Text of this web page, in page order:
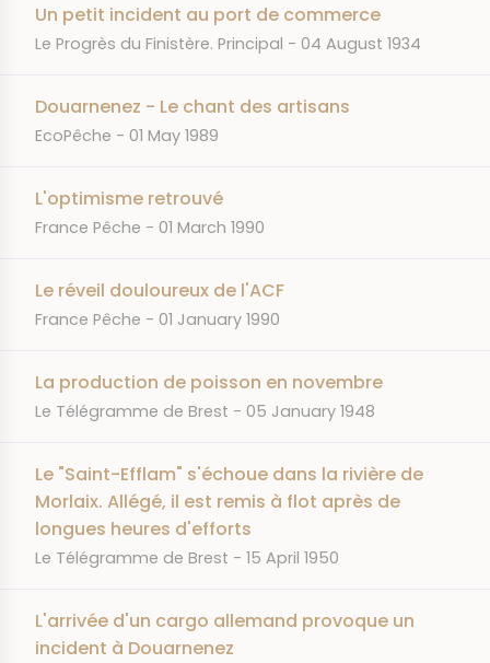
Un petit incident au port de commerce
JOURNAL
Le Progrès du Finistère. Principal DATE
04 August 1934
Douarnenez - Le chant des artisans
JOURNAL
EcoPêche DATE
01 May 1989
L'optimisme retrouvé
JOURNAL
France Pêche DATE
01 March 1990
Le réveil douloureux de l'ACF
JOURNAL
France Pêche DATE
01 January 1990
La production de poisson en novembre
JOURNAL
Le Télégramme de Brest DATE
05 January 1948
Le "Saint-Efflam" s'échoue dans la rivière de
Morlaix. Allégé, il est remis à flot après de
longues heures d'efforts
JOURNAL
Le Télégramme de Brest DATE
15 April 1950
L'arrivée d'un cargo allemand provoque un
incident à Douarnenez